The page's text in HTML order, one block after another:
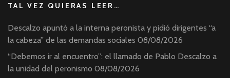
TAL VEZ QUIERAS LEER…
Descalzo apuntó a la interna peronista y pidió dirigentes “a
la cabeza” de las demandas sociales 08/08/2026
“Debemos ir al encuentro”: el llamado de Pablo Descalzo a
la unidad del peronismo 08/08/2026